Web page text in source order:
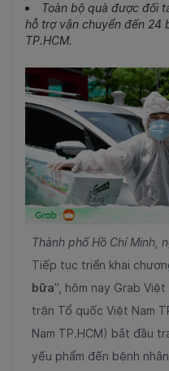
Toàn bộ quà được đối
hỗ trợ vận chuyển đến 24
TP.HCM.
Thành phố Hồ Chí Minh,
Tiếp tục triển khai
bữa”, hôm nay Grab
trận Tổ quốc Việt Nam
Nam TP.HCM) bắt đầu
yếu phẩm đến bệnh